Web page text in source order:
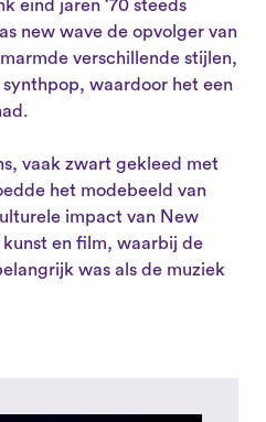
eind jaren ‘70 steeds
new wave de opvolger van
verschillende stijlen,
waardoor het een
vaak zwart gekleed met
het modebeeld van
impact van New
en film, waarbij de
was als de muziek